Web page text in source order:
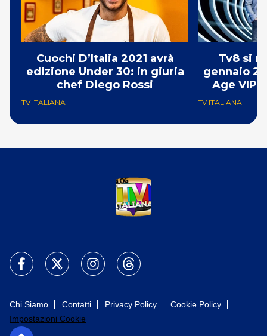
Cuochi D’Italia 2021 avrà
edizione Under 30: in giuria
chef Diego Rossi
TV ITALIANA
Tv8 si
gennaio
Age VIP
TV ITALIANA
Chi Siamo Contatti Privacy Policy
Cookie Policy
Impostazioni Cookie